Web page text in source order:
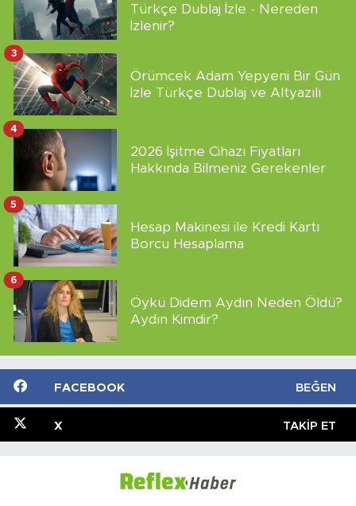
Türkçe Dublaj İzle - Nereden
İzlenir?
Örümcek Adam Yepyeni Bir Gün
İzle Türkçe Dublaj ve Altyazılı
3
2026 İşitme Cihazı Fiyatları
Hakkında Bilmeniz Gerekenler
4
Hesap Makinesi ile Kredi Kartı
Borcu Hesaplama
5
Öykü Didem Aydın Neden Öldü?
Aydın Kimdir?
6
FACEBOOK BEĞEN
X TAKIP ET